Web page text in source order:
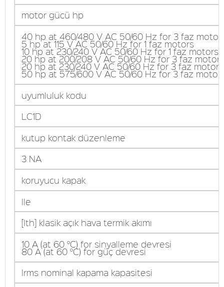
motor gücü hp
40 hp at 460/480 V AC 50/60 Hz for 3 faz
5 hp at 115 V AC 50/60 Hz for 1 faz motors
10 hp at 230/240 V AC 50/60 Hz for 1 faz motors
20 hp at 200/208 V AC 50/60 Hz for 3 faz motors
20 hp at 230/240 V AC 50/60 Hz for 3 faz motors
50 hp at 575/600 V AC 50/60 Hz for 3 faz
uyumluluk kodu
LC1D
kutup kontak düzenleme
3 NA
koruyucu kapak
Ile
[Ith] klasik açık hava termik akımı
10 A (at 60 °C) for sinyalleme devresi
80 A (at 60 °C) for güç devresi
Irms nominal kapama kapasitesi